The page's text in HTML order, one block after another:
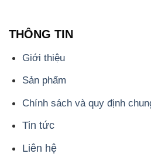
THÔNG TIN
Giới thiệu
Sản phẩm
Chính sách và quy định
Tin tức
Liên hệ